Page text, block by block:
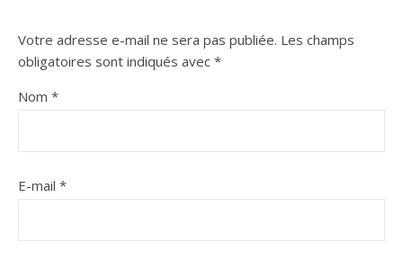
Votre adresse e-mail ne sera pas publiée. Les champs
obligatoires sont indiqués avec *
Nom *
E-mail *